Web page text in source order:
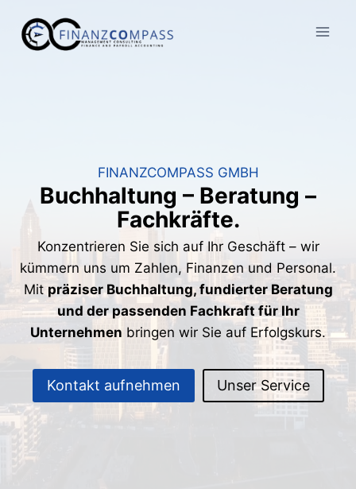
Inhalt
springen
FINANZCOMPASS GMBH
Buchhaltung – Beratung –
Fachkräfte.
Konzentrieren Sie sich auf Ihr Geschäft – wir
kümmern uns um Zahlen, Finanzen und Personal.
Mit präziser Buchhaltung, fundierter Beratung
und der passenden Fachkraft für Ihr
Unternehmen bringen wir Sie auf Erfolgskurs.
Kontakt aufnehmen Unser Service